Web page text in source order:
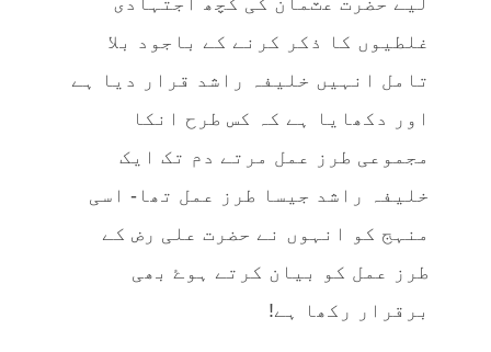
غلطیوں کا ذکر کرنے کے باجود بلا
تامل انہیں خلیفہ راشد قرار دیا ہے
اور دکھایا ہے کہ کس طرح انکا
مجموعی طرز عمل مرتے دم تک ایک
خلیفہ راشد جیسا طرز عمل تھا- اسی
منہج کو انہوں نے حضرت علی رض کے
طرز عمل کو بیان کرتے ہوۓ بھی
برقرار رکھا ہے!